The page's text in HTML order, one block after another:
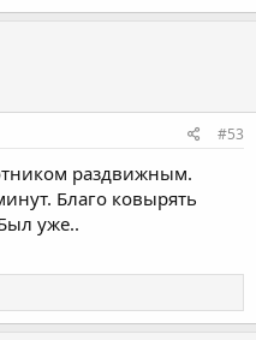
#53
раздвижным.
Благо ковырять
уже..